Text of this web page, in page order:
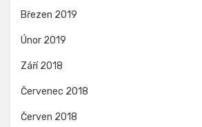
Březen 2019
Únor 2019
Září 2018
Červenec 2018
Červen 2018